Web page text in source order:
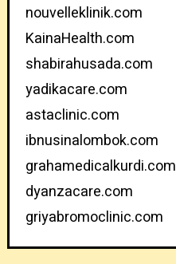
nouvelleklinik.com
KainaHealth.com
shabirahusada.com
yadikacare.com
astaclinic.com
ibnusinalombok.com
grahamedicalkurdi.com
dyanzacare.com
griyabromoclinic.com